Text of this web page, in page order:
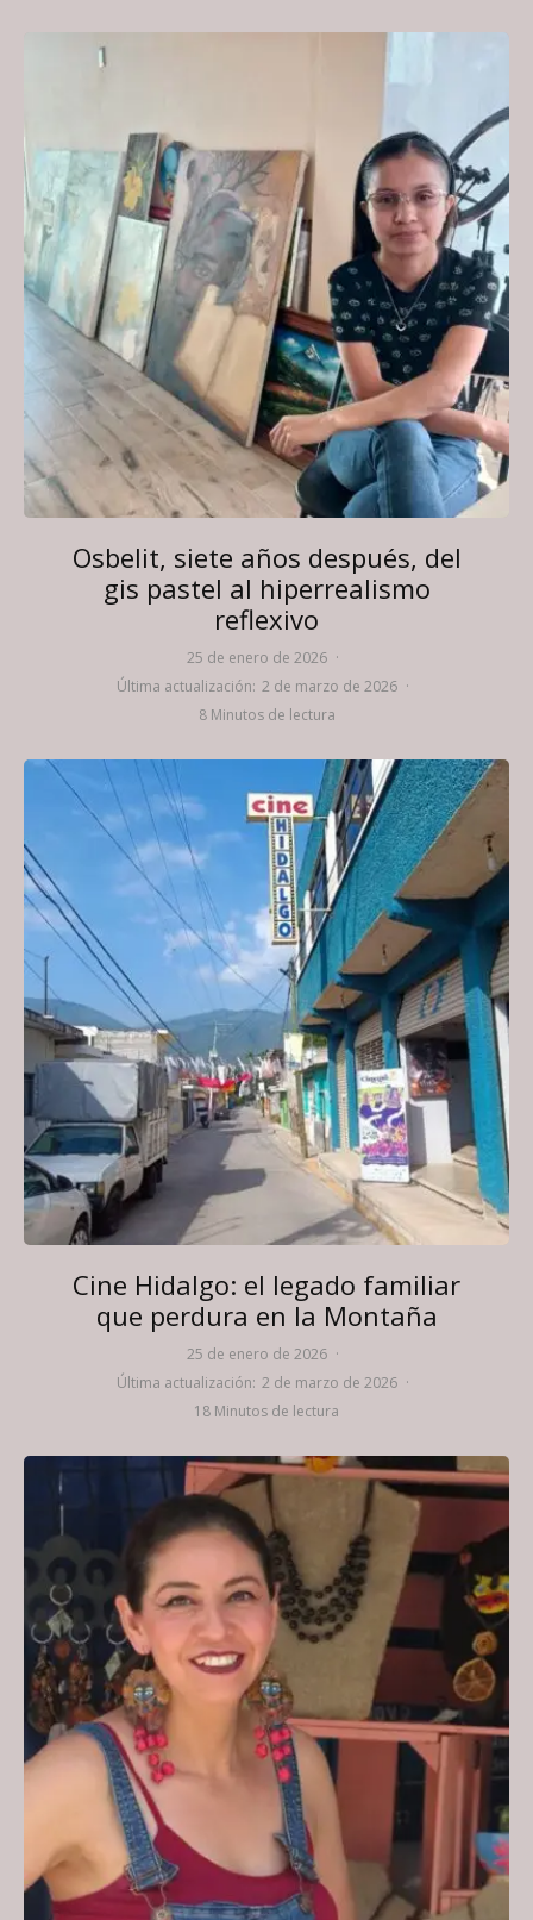
Osbelit, siete años después, del
gis pastel al hiperrealismo
reflexivo
25 de enero de 2026 ·
Última actualización: 2 de marzo de 2026 ·
8 Minutos de lectura
Cine Hidalgo: el legado familiar
que perdura en la Montaña
25 de enero de 2026 ·
Última actualización: 2 de marzo de 2026 ·
18 Minutos de lectura